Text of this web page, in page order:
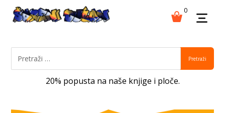
0
Pretraži
20% popusta na naše knjige i ploče.